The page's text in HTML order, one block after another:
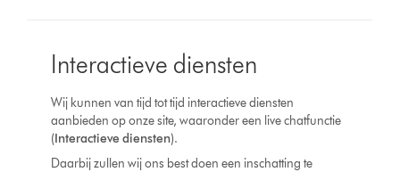
Interactieve diensten
Wij kunnen van tijd tot tijd interactieve diensten
aanbieden op onze site, waaronder een live chatfunctie
(Interactieve diensten).
Daarbij zullen wij ons best doen een inschatting te